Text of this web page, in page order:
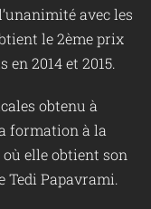
avec les
le 2ème prix
2014 et 2015.
obtenu à
formation à la
où elle obtient son
Tedi Papavrami.